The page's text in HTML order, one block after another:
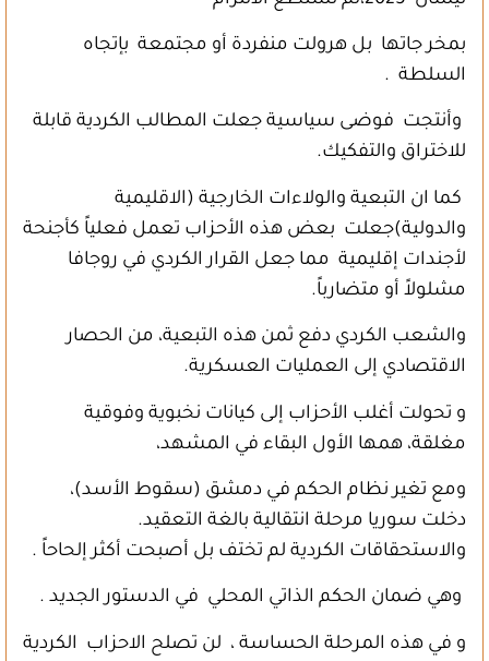
بمخر جاتها بل هرولت منفردة أو مجتمعة بإتجاه
السلطة .
وأنتجت فوضى سياسية جعلت المطالب الكردية قابلة
للاختراق والتفكيك.
كما ان التبعية والولاءات الخارجية (الاقليمية
والدولية)جعلت بعض هذه الأحزاب تعمل فعلياً كأجنحة
لأجندات إقليمية مما جعل القرار الكردي في روجافا
مشلولاً أو متضارباً.
والشعب الكردي دفع ثمن هذه التبعية، من الحصار
الاقتصادي إلى العمليات العسكرية.
و تحولت أغلب الأحزاب إلى كيانات نخبوية وفوقية
مغلقة، همها الأول البقاء في المشهد،
ومع تغير نظام الحكم في دمشق (سقوط الأسد)،
دخلت سوريا مرحلة انتقالية بالغة التعقيد.
والاستحقاقات الكردية لم تختف بل أصبحت أكثر إلحاحاً .
وهي ضمان الحكم الذاتي المحلي في الدستور الجديد .
و في هذه المرحلة الحساسة ، لن تصلح الاحزاب الكردية